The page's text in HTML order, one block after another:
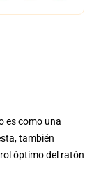
es como una
también
óptimo del ratón